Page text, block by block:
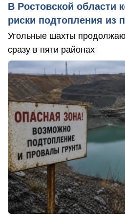
В Ростовской области
риски подтопления из
Угольные шахты
сразу в пяти районах